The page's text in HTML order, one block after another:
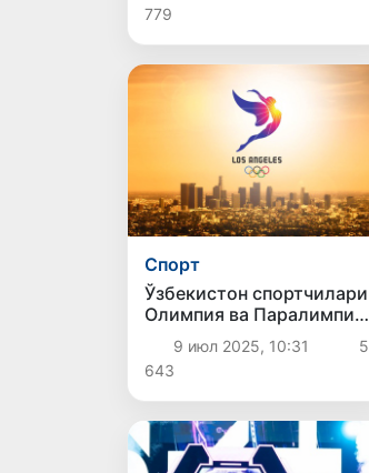
779
Спорт
Ўзбекистон спортчилари
Олимпия ва Паралимпия
ўйинларига комплекс
тайёрланади
9 июл 2025, 10:31
5
643